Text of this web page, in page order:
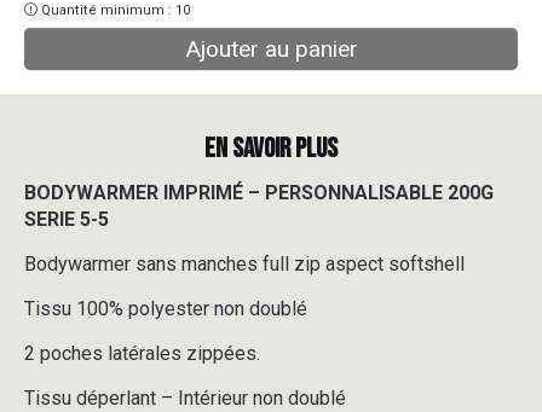
Quantité minimum : 10
Ajouter au panier
EN SAVOIR PLUS
BODYWARMER IMPRIMÉ – PERSONNALISABLE 200G
SERIE 5-5
Bodywarmer sans manches full zip aspect softshell
Tissu 100% polyester non doublé
2 poches latérales zippées.
Tissu déperlant – Intérieur non doublé